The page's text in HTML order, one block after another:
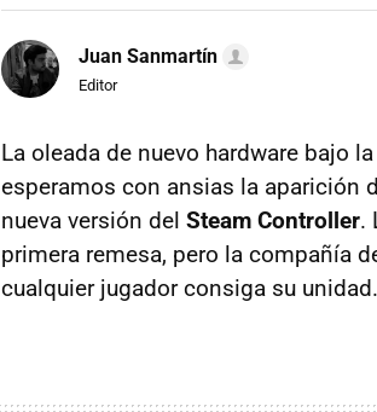
Juan Sanmartín
Editor
La oleada de nuevo hardware bajo
esperamos con ansias la aparición
nueva versión del Steam Controller.
primera remesa, pero la compañía
cualquier jugador consiga su unidad.